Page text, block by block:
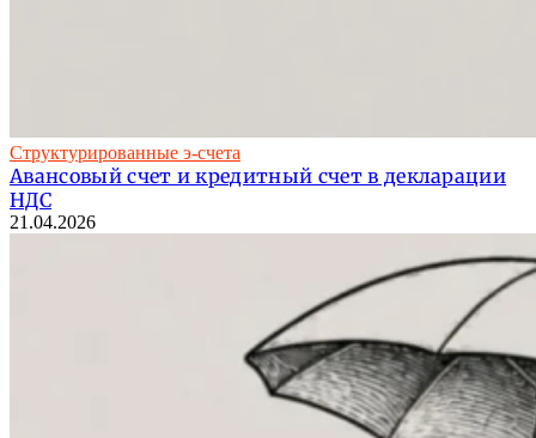
Структурированные э-счета
Авансовый счет и кредитный счет в декларации
НДС
21.04.2026